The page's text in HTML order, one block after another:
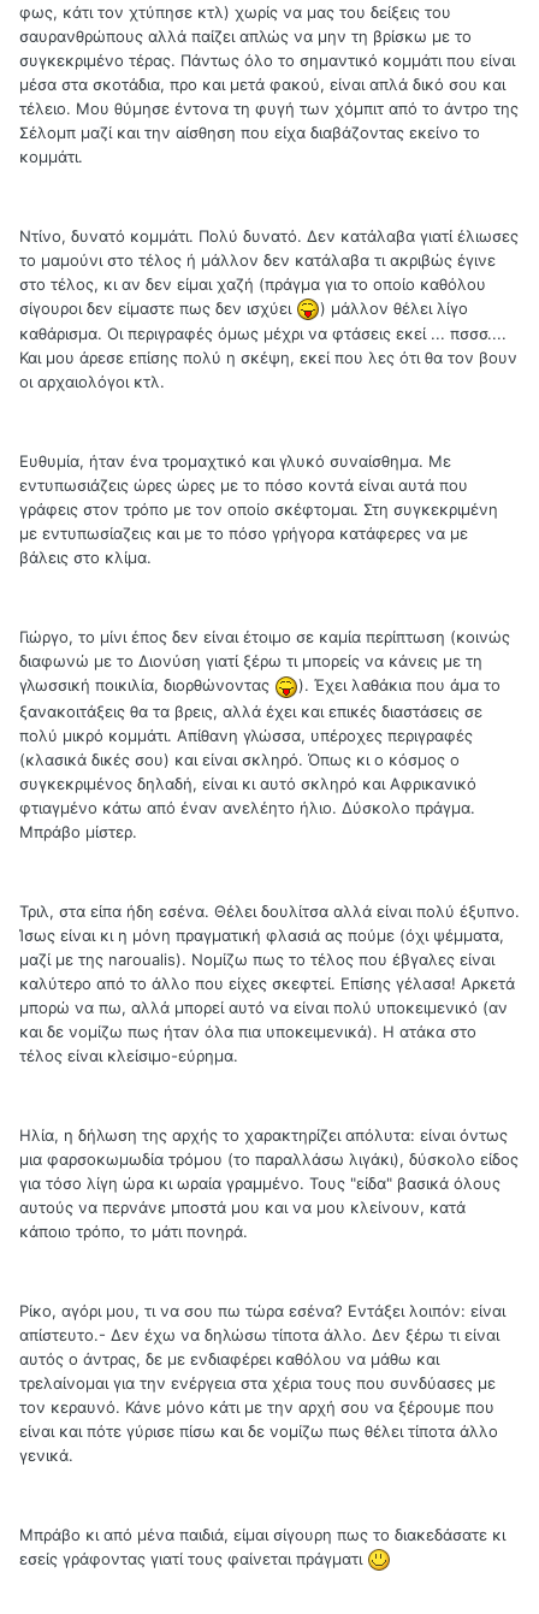
φως, κάτι τον χτύπησε κτλ) χωρίς να μας του δείξεις του
σαυρανθρώπους αλλά παίζει απλώς να μην τη βρίσκω με το
συγκεκριμένο τέρας. Πάντως όλο το σημαντικό κομμάτι που είναι
μέσα στα σκοτάδια, προ και μετά φακού, είναι απλά δικό σου και
τέλειο. Μου θύμησε έντονα τη φυγή των χόμπιτ από το άντρο της
Σέλομπ μαζί και την αίσθηση που είχα διαβάζοντας εκείνο το
κομμάτι.
Ντίνο, δυνατό κομμάτι. Πολύ δυνατό. Δεν κατάλαβα γιατί έλιωσες
το μαμούνι στο τέλος ή μάλλον δεν κατάλαβα τι ακριβώς έγινε
στο τέλος, κι αν δεν είμαι χαζή (πράγμα για το οποίο καθόλου
σίγουροι δεν είμαστε πως δεν ισχύει
) μάλλον θέλει λίγο
καθάρισμα. Οι περιγραφές όμως μέχρι να φτάσεις εκεί ... πσσσ....
Και μου άρεσε επίσης πολύ η σκέψη, εκεί που λες ότι θα τον βουν
οι αρχαιολόγοι κτλ.
Ευθυμία, ήταν ένα τρομαχτικό και γλυκό συναίσθημα. Με
εντυπωσιάζεις ώρες ώρες με το πόσο κοντά είναι αυτά που
γράφεις στον τρόπο με τον οποίο σκέφτομαι. Στη συγκεκριμένη
με εντυπωσίαζεις και με το πόσο γρήγορα κατάφερες να με
βάλεις στο κλίμα.
Γιώργο, το μίνι έπος δεν είναι έτοιμο σε καμία περίπτωση (κοινώς
διαφωνώ με το Διονύση γιατί ξέρω τι μπορείς να κάνεις με τη
γλωσσική ποικιλία, διορθώνοντας
). Έχει λαθάκια που άμα το
ξανακοιτάξεις θα τα βρεις, αλλά έχει και επικές διαστάσεις σε
πολύ μικρό κομμάτι. Απίθανη γλώσσα, υπέροχες περιγραφές
(κλασικά δικές σου) και είναι σκληρό. Όπως κι ο κόσμος ο
συγκεκριμένος δηλαδή, είναι κι αυτό σκληρό και Αφρικανικό
φτιαγμένο κάτω από έναν ανελέητο ήλιο. Δύσκολο πράγμα.
Μπράβο μίστερ.
Τριλ, στα είπα ήδη εσένα. Θέλει δουλίτσα αλλά είναι πολύ έξυπνο.
Ίσως είναι κι η μόνη πραγματική φλασιά ας πούμε (όχι ψέμματα,
μαζί με της naroualis). Νομίζω πως το τέλος που έβγαλες είναι
καλύτερο από το άλλο που είχες σκεφτεί. Επίσης γέλασα! Αρκετά
μπορώ να πω, αλλά μπορεί αυτό να είναι πολύ υποκειμενικό (αν
και δε νομίζω πως ήταν όλα πια υποκειμενικά). Η ατάκα στο
τέλος είναι κλείσιμο-εύρημα.
Ηλία, η δήλωση της αρχής το χαρακτηρίζει απόλυτα: είναι όντως
μια φαρσοκωμωδία τρόμου (το παραλλάσω λιγάκι), δύσκολο είδος
για τόσο λίγη ώρα κι ωραία γραμμένο. Τους "είδα" βασικά όλους
αυτούς να περνάνε μποστά μου και να μου κλείνουν, κατά
κάποιο τρόπο, το μάτι πονηρά.
Ρίκο, αγόρι μου, τι να σου πω τώρα εσένα? Εντάξει λοιπόν: είναι
απίστευτο.- Δεν έχω να δηλώσω τίποτα άλλο. Δεν ξέρω τι είναι
αυτός ο άντρας, δε με ενδιαφέρει καθόλου να μάθω και
τρελαίνομαι για την ενέργεια στα χέρια τους που συνδύασες με
τον κεραυνό. Κάνε μόνο κάτι με την αρχή σου να ξέρουμε που
είναι και πότε γύρισε πίσω και δε νομίζω πως θέλει τίποτα άλλο
γενικά.
Μπράβο κι από μένα παιδιά, είμαι σίγουρη πως το διακεδάσατε κι
εσείς γράφοντας γιατί τους φαίνεται πράγματι